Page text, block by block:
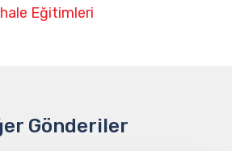
Eğitimleri
Gönderiler